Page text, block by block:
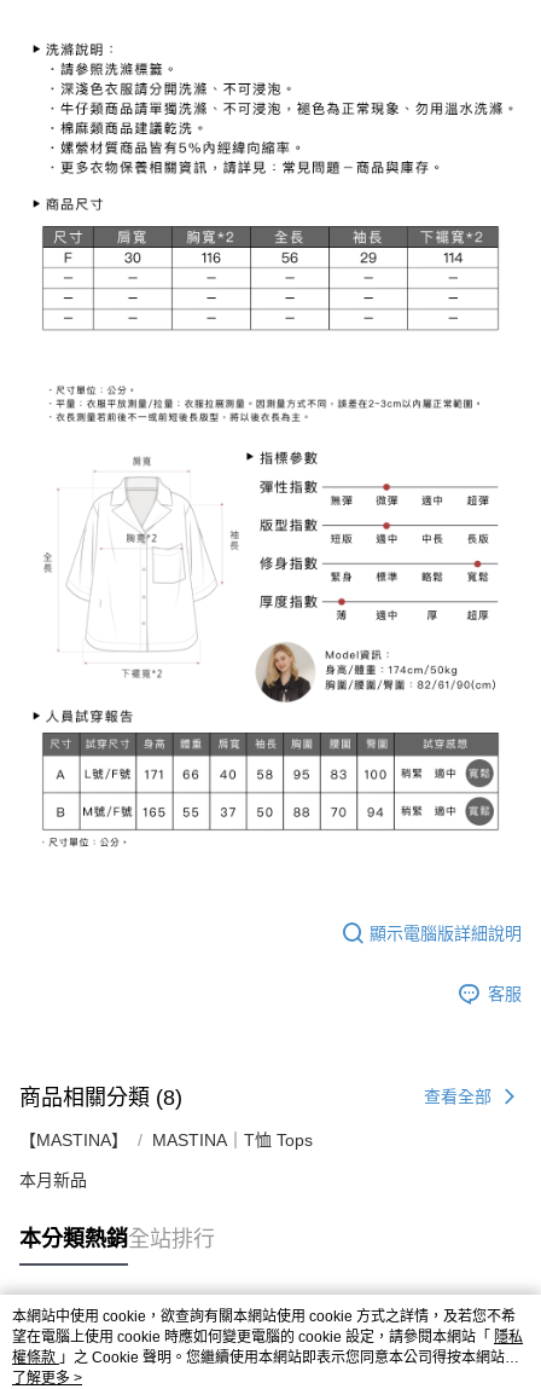
顯示電腦版詳細說明
客服
商品相關分類 (8) 查看全部
【MASTINA】 MASTINA｜T恤 Tops
本月新品
本分類熱銷全站排行
熱門標籤
本網站中使用 cookie，欲查詢有關本網站使用 cookie 方式之詳情，及若您不希
望在電腦上使用 cookie 時應如何變更電腦的 cookie 設定，請參閱本網站「 隱私
權條款 」之 Cookie 聲明。您繼續使用本網站即表示您同意本公司得按本網站使
用條款之 Cookie 聲明使用 cookie。
了解更多 >